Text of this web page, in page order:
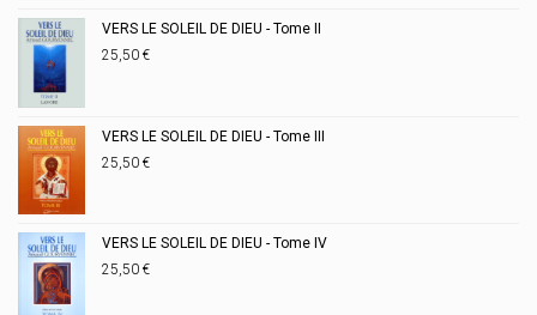
VERS LE SOLEIL DE DIEU - Tome II
25,50 €
VERS LE SOLEIL DE DIEU - Tome III
25,50 €
VERS LE SOLEIL DE DIEU - Tome IV
25,50 €